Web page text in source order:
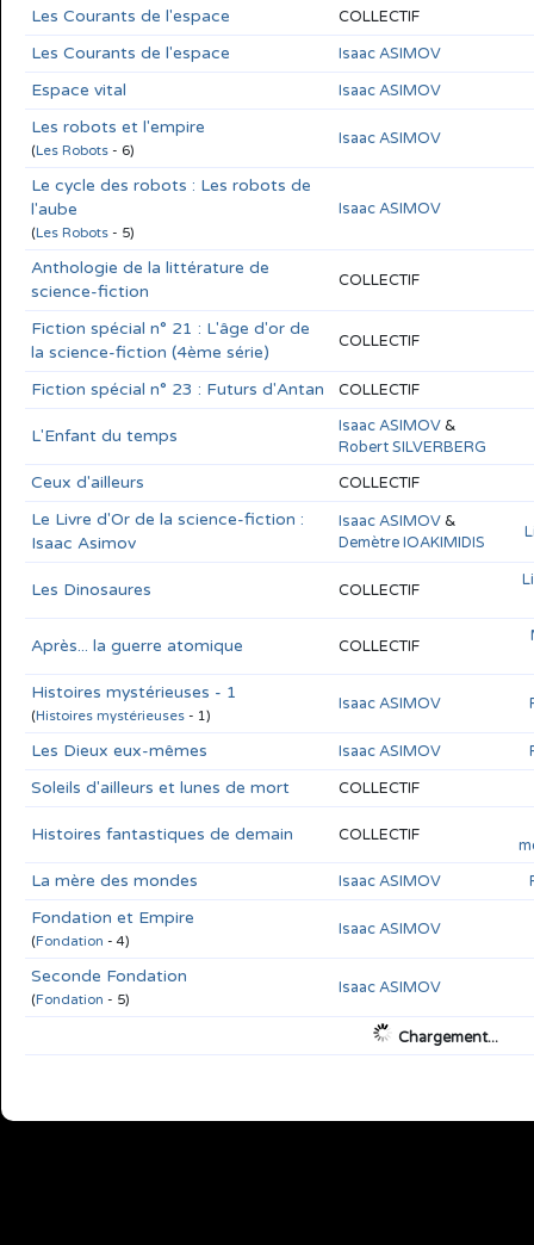
Les Courants de l'espace COLLECTIF
Les Courants de l'espace Isaac ASIMOV
Espace vital Isaac ASIMOV
Les robots et l'empire
(Les Robots - 6)
Isaac ASIMOV
Le cycle des robots : Les robots de
l'aube
(Les Robots - 5)
Isaac ASIMOV
Anthologie de la littérature de
science-fiction
COLLECTIF
Fiction spécial n° 21 : L'âge d'or de
la science-fiction (4ème série)
COLLECTIF
Fiction spécial n° 23 : Futurs d'Antan COLLECTIF
L'Enfant du temps Isaac ASIMOV&
Robert SILVERBERG
Ceux d'ailleurs COLLECTIF
Le Livre d'Or de la science-fiction :
Isaac Asimov
Isaac ASIMOV&
Demètre IOAKIMIDIS
Les Dinosaures COLLECTIF
Après... la guerre atomique COLLECTIF
Histoires mystérieuses - 1
(Histoires mystérieuses - 1)
Isaac ASIMOV
Les Dieux eux-mêmes Isaac ASIMOV
Soleils d'ailleurs et lunes de mort COLLECTIF
Histoires fantastiques de demain COLLECTIF
La mère des mondes Isaac ASIMOV
Fondation et Empire
(Fondation - 4)
Isaac ASIMOV
Seconde Fondation
(Fondation - 5)
Isaac ASIMOV
Chargement...